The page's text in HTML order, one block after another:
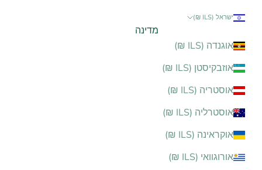
ישראל (ILS ₪)
מדינה
אוגנדה (ILS ₪)
אוזבקיסטן (ILS ₪)
אוסטריה (ILS ₪)
אוסטרליה (ILS ₪)
אוקראינה (ILS ₪)
אורוגוואי (ILS ₪)